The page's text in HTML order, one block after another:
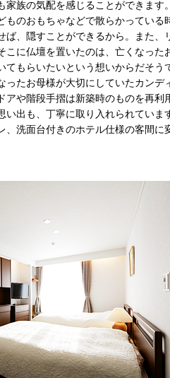
家族の気配を感じることができます
ものおもちゃなどで散らかっている
ば、隠すことができるから。また、
こに仏壇を置いたのは、亡くなった
てもらいたいという想いからだそう
ったお母様が大切にしていたカンデ
アや階段手摺は新築時のものを再利
い出も、丁寧に取り入れられていま
、洗面台付きのホテル仕様の客間に